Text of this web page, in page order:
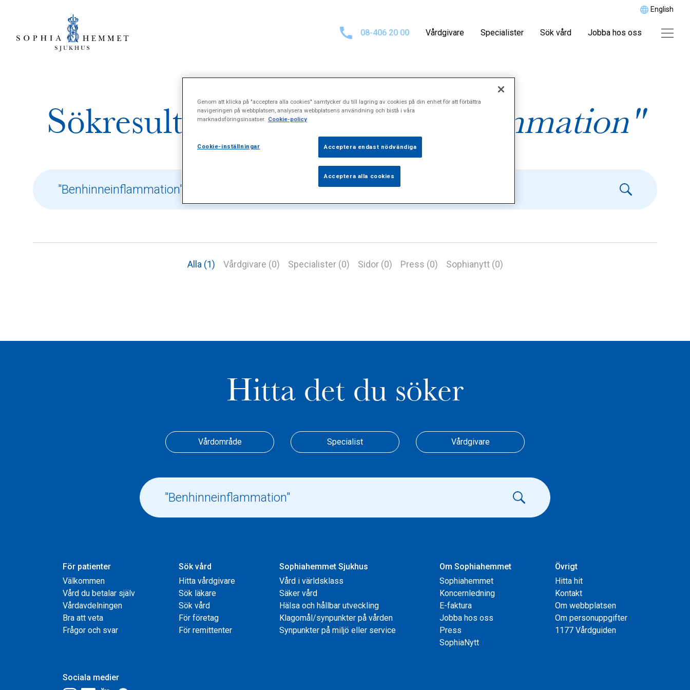
English
08-406 20 00 Vårdgivare Specialister Sök vård Jobba hos oss
Sökresultat för"Benhinneinflammation"
Alla (1) Vårdgivare (0) Specialister (0) Sidor (0) Press (0) Sophianytt (0)
Hitta det du söker
Vårdområde Specialist Vårdgivare
För patienter
Välkommen
Vård du betalar själv
Vårdavdelningen
Bra att veta
Frågor och svar
Sök vård
Hitta vårdgivare
Sök läkare
Sök vård
För företag
För remittenter
Sophiahemmet Sjukhus
Vård i världsklass
Säker vård
Hälsa och hållbar utveckling
Klagomål/synpunkter på vården
Synpunkter på miljö eller service
Om Sophiahemmet
Sophiahemmet
Koncernledning
E-faktura
Jobba hos oss
Press
SophiaNytt
Övrigt
Hitta hit
Kontakt
Om webbplatsen
Om personuppgifter
1177 Vårdguiden
Sociala medier
Genom att klicka på "acceptera alla cookies" samtycker du till lagring av cookies på din enhet för att förbättra
navigeringen på webbplatsen, analysera webbplatsens användning och bistå i våra
marknadsföringsinsatser. Cookie-policy
Cookie-inställningar Acceptera endast nödvändiga
Acceptera alla cookies